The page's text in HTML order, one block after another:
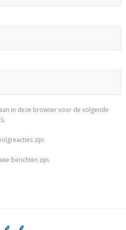
in deze browser voor de volgende
zijn.
berichten zijn.